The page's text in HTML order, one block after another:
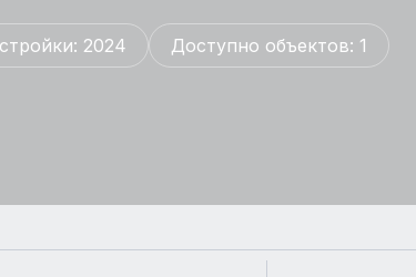
2024 Доступно объектов: 1